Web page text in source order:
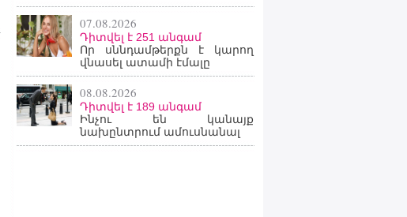
07.08.2026
Դիտվել է 251 անգամ
Որ սննդամթերքն է կարող
վնասել ատամի էմալը
08.08.2026
Դիտվել է 189 անգամ
Ինչու են կանայք
նախընտրում ամուսնանալ